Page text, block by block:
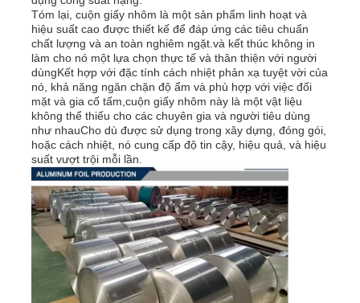
Dải nhôm dán
Tấm hình tổ ong bằng nhôm
tổ ong nhôm
Ánh bằng gương
Tóm lại, cuộn giấy nhôm là một sản phẩm linh hoạt và
hiệu suất cao được thiết kế để đáp ứng các tiêu chuẩn
chất lượng và an toàn nghiêm ngặt.và kết thúc không in
làm cho nó một lựa chọn thực tế và thân thiện với người
dùngKết hợp với đặc tính cách nhiệt phản xạ tuyệt vời của
nó, khả năng ngăn chặn độ ẩm và phù hợp với việc đối
mặt và gia cố tấm,cuộn giấy nhôm này là một vật liệu
không thể thiếu cho các chuyên gia và người tiêu dùng
như nhauCho dù được sử dụng trong xây dựng, đóng gói,
hoặc cách nhiệt, nó cung cấp độ tin cậy, hiệu quả, và hiệu
suất vượt trội mỗi lần.